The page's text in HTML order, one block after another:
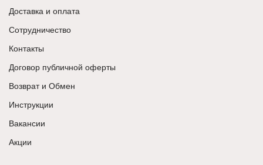
Доставка и оплата
Сотрудничество
Контакты
Договор публичной оферты
Возврат и Обмен
Инструкции
Вакансии
Акции